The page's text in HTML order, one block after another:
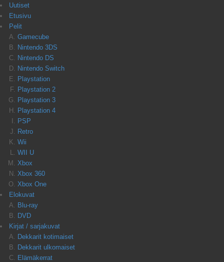
Uutiset
Etusivu
Pelit
Gamecube
Nintendo 3DS
Nintendo DS
Nintendo Switch
Playstation
Playstation 2
Playstation 3
Playstation 4
PSP
Retro
Wii
WII U
Xbox
Xbox 360
Xbox One
Elokuvat
Blu-ray
DVD
Kirjat / sarjakuvat
Dekkarit kotimaiset
Dekkarit ulkomaiset
Elämäkerrat